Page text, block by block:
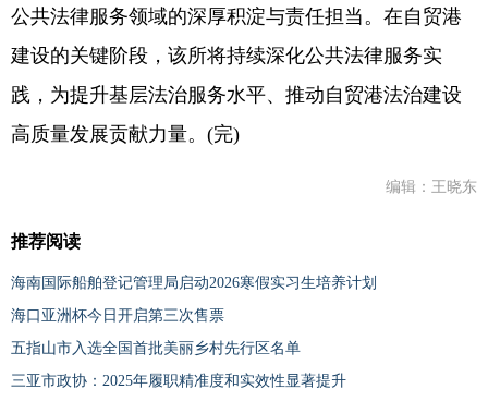
公共法律服务领域的深厚积淀与责任担当。在自贸港
建设的关键阶段，该所将持续深化公共法律服务实
践，为提升基层法治服务水平、推动自贸港法治建设
高质量发展贡献力量。(完)
编辑：王晓东
推荐阅读
海南国际船舶登记管理局启动2026寒假实习生培养计划
海口亚洲杯今日开启第三次售票
五指山市入选全国首批美丽乡村先行区名单
三亚市政协：2025年履职精准度和实效性显著提升